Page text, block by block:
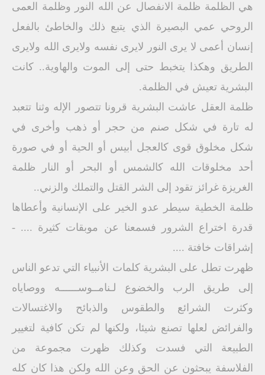
هي الظلمة ظلمة الانفصال عن الله النور وظلمة العمى
الروحي عمي البصيرة الذي يتبع ذلك والخاطئ بالفعل
إنسان أعمى لا يرى النور لايرى نفسه ولایری الله ولايرى
الطريق وهكذا يتخبط حتى إلى الموت والهاوية.. كانت
البشرية تعيش في الظلمة.
ظلمة العقل عاشت البشرية قرونا تتصور الإله وثنا تتعبد
له تارة في شكل صنم من حجر أو ذهب وأخرى في
شكل مخلوق قوى كالعجل أبيس أو الحية أو في صورة
أحد مخلوقات الله كالشمس أو البحر أو النار ظلمة
الغريزة غرائز تقود إلى الشر القتل والتملك والزني..
ظلمة الخطية سيطر عدو الخير على الإنسانية وأعطاها
قدرة اختراع الشرور فسمعنا عن موبقات كثيرة .... -
إشراقات خافتة ....
ظهرت تطل على البشرية كلمات الأنبياء التي تدعو الناس
إلى طريق الرب والخضوع لـنامــوســــــه ووصاياه
وكثرت الشرائع والطقوس والذبائح والاغتسالات
والفرائض لعلها تصنع شيئا، ولكنها لم تكن كافية لتغيير
الطبيعة التي فسدت وكذلك ظهرت مجموعة من
الفلاسفة يبحثون عن الحق وعن الله ولكن هذا كان كله